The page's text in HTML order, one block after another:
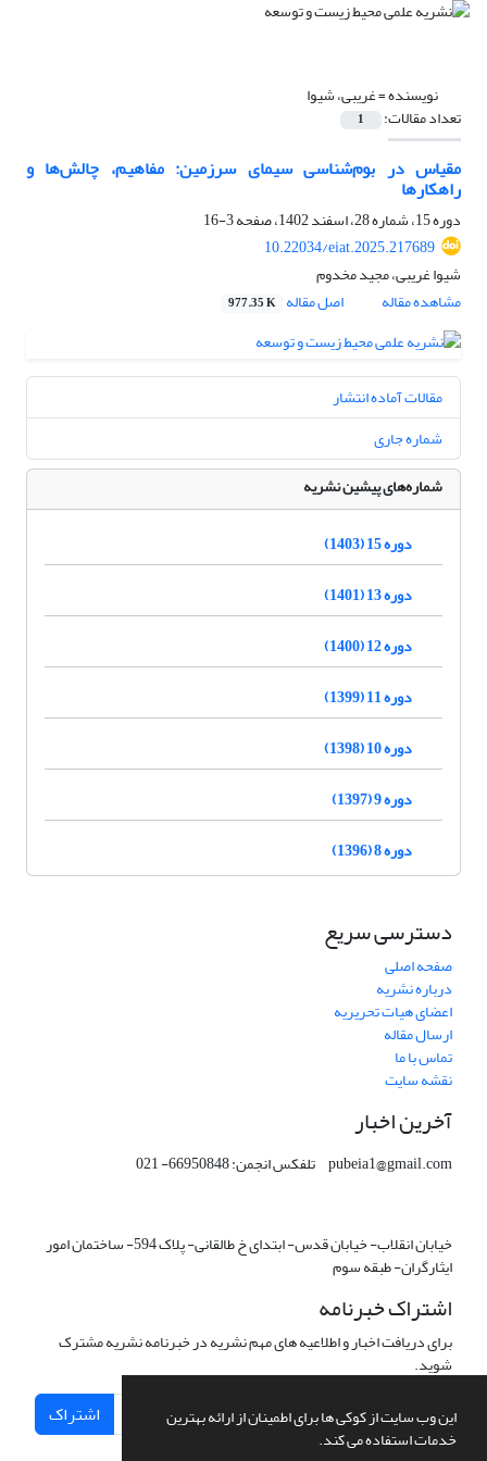
این وب سایت از کوکی ها برای اطمینان از ارائه بهترین
خدمات استفاده می کند.
نویسنده =غریبی، شیوا
تعداد مقالات: 1
مقیاس در ‌بوم‌شناسی سیمای سرزمین: مفاهیم، چالش‌ها و
راهکارها
دوره 15، شماره 28، اسفند 1402، صفحه
3-16
10.22034/eiat.2025.217689
شیوا غریبی، مجید مخدوم
مشاهده مقاله
اصل مقاله 977.35 K
مقالات آماده انتشار
شماره جاری
شماره‌های پیشین نشریه
دوره 15 (1403)
دوره 13 (1401)
دوره 12 (1400)
دوره 11 (1399)
دوره 10 (1398)
دوره 9 (1397)
دوره 8 (1396)
دسترسی سریع
صفحه اصلی
درباره نشریه
اعضای هیات تحریریه
ارسال مقاله
تماس با ما
نقشه سایت
آخرین اخبار
pubeia1@gmail.com تلفکس انجمن: 66950848- 021
خیابان انقلاب- خیابان قدس- ابتدای خ طالقانی- پلاک 594- ساختمان امور
ایثارگران- طبقه سوم
اشتراک خبرنامه
برای دریافت اخبار و اطلاعیه های مهم نشریه در خبرنامه نشریه مشترک
شوید.
اشتراک